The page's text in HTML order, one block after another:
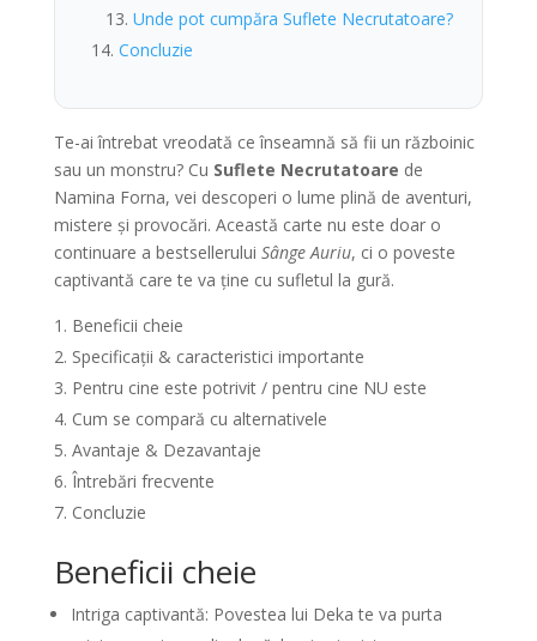
Unde pot cumpăra Suflete Necrutatoare?
Concluzie
Te-ai întrebat vreodată ce înseamnă să fii un războinic
sau un monstru? Cu Suflete Necrutatoare de
Namina Forna, vei descoperi o lume plină de aventuri,
mistere și provocări. Această carte nu este doar o
continuare a bestsellerului Sânge Auriu, ci o poveste
captivantă care te va ține cu sufletul la gură.
Beneficii cheie
Specificații & caracteristici importante
Pentru cine este potrivit / pentru cine NU este
Cum se compară cu alternativele
Avantaje & Dezavantaje
Întrebări frecvente
Concluzie
Beneficii cheie
Intriga captivantă: Povestea lui Deka te va purta